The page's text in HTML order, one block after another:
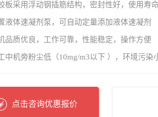
板采用浮动钢插筋结构，密封性好，使用寿
液体速凝剂泵，可自动定量添加液体速凝剂
品质优良，工作可靠，性能稳定，操作方便
中机旁粉尘低（10mg/m3以下 ），环境污
点击咨询优惠报价